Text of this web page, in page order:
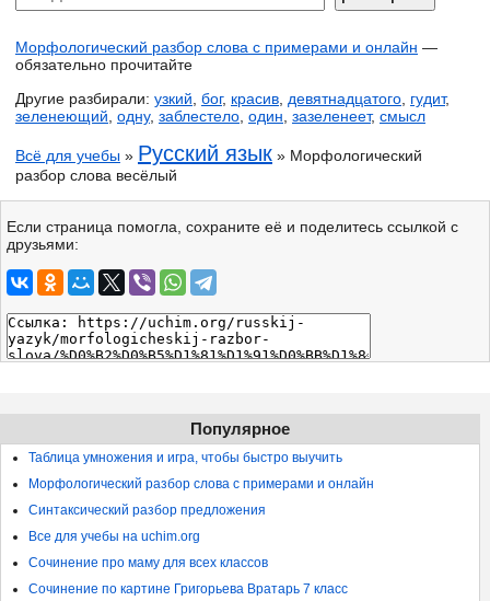
Морфологический разбор слова с примерами и онлайн —
обязательно прочитайте
Другие разбирали: узкий бог, красив девятнадцатого гудит,
зеленеющий одну, заблестело один зазеленеет, смысл
Всё для учебы » Русский язык » Морфологический
разбор слова весёлый
Если страница помогла, сохраните её и поделитесь ссылкой с
друзьями:
Популярное
Таблица умножения и игра, чтобы быстро выучить
Морфологический разбор слова с примерами и онлайн
Синтаксический разбор предложения
Все для учебы на uchim.org
Сочинение про маму для всех классов
Сочинение по картине Григорьева Вратарь 7 класс